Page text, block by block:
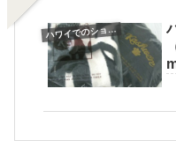
ハ ワイでのショッピング